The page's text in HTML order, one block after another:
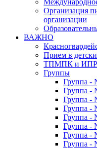
Организация
организации
ВАЖНО
Прием в
ТПМПК и
Группы
Группа -
Группа -
Группа -
Группа -
Группа -
Группа -
Группа -
Группа -